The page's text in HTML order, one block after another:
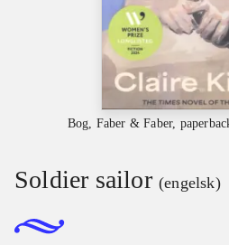
Bog, Faber & Faber,
Soldier sailor (engelsk)